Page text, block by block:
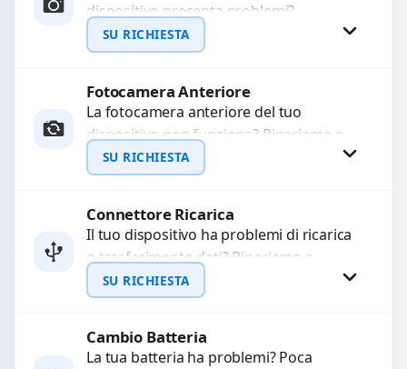
WhatsApp
dispositivo presenta problemi?
Interveniamo per risolvere guasti come
immagini sfocate, messa a fuoco non
SU RICHIESTA
Richiedi Preventivo
WhatsApp
Fotocamera Anteriore
La fotocamera anteriore del tuo
dispositivo non funziona? Ripariamo o
sostituiamo fotocamere guaste con
problemi come immagini sfocate, messa
SU RICHIESTA
Richiedi Preventivo
WhatsApp
Connettore Ricarica
Il tuo dispositivo ha problemi di ricarica
o trasferimento dati? Ripariamo o
sostituiamo connettori di ricarica guasti,
rotti, allentati, danneggiati,...
SU RICHIESTA
Richiedi Preventivo
Cambio Batteria
La tua batteria ha problemi? Poca